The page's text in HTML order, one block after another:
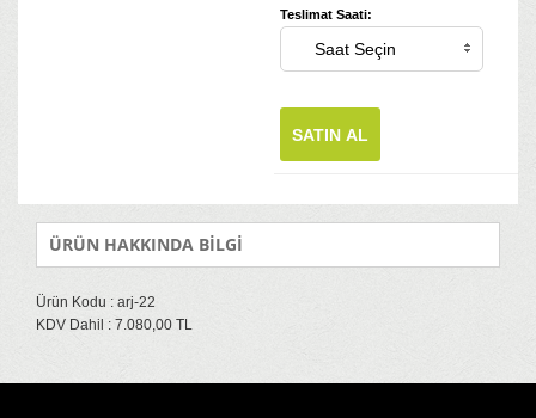
Teslimat Saati:
SATIN AL
ÜRÜN HAKKINDA BİLGİ
Ürün Kodu : arj-22
KDV Dahil : 7.080,00 TL